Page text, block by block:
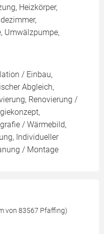
Heizkörper,
Umwälzpumpe,
/ Einbau,
Abgleich,
Renovierung /
/ Wärmebild,
Individueller
/ Montage
von 83567 Pfaffing)